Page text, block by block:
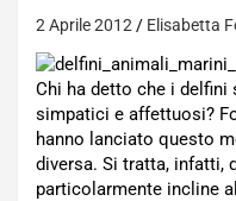
2 Aprile 2012 Elisabetta
Chi ha detto che i delfini
simpatici e affettuosi?
hanno lanciato questo
diversa. Si tratta, infatti,
particolarmente incline